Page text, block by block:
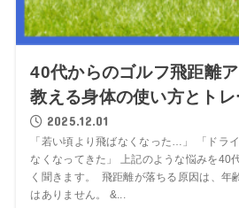
40代からのゴルフ飛距離
教える身体の使い方とト
2025.12.01
「若い頃より飛ばなくなった…」 「ドラ
なくなってきた」 上記のような悩みを40
く聞きます。 飛距離が落ちる原因は、年
はありません。 &...